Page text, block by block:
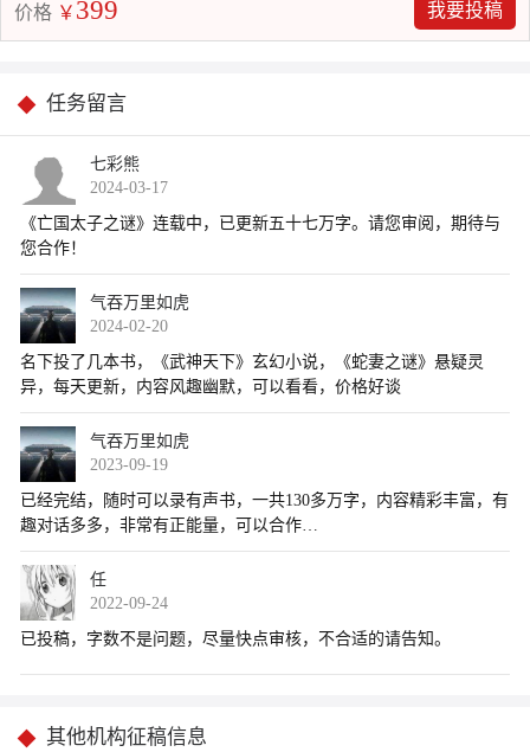
价格 ￥ 399 我要投稿
任务留言
七彩熊
2024-03-17
气吞万里如虎
2024-02-20
气吞万里如虎
2023-09-19
任
2022-09-24
其他机构征稿信息